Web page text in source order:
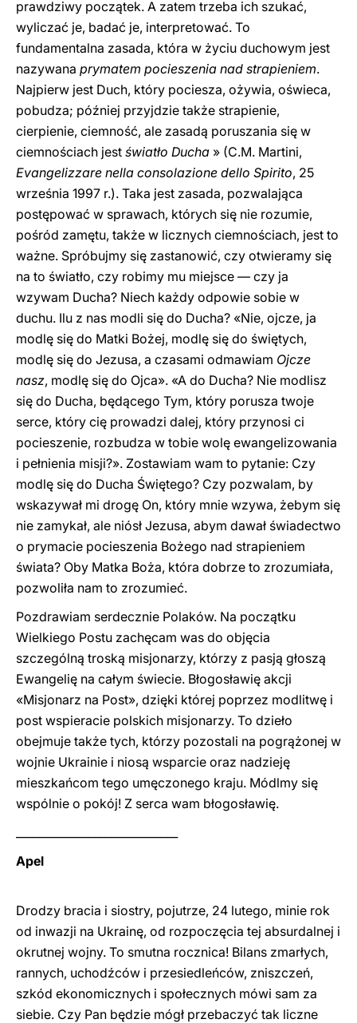
prawdziwy początek. A zatem trzeba ich szukać,
wyliczać je, badać je, interpretować. To
fundamentalna zasada, która w życiu duchowym jest
nazywana prymatem pocieszenia nad strapieniem.
Najpierw jest Duch, który pociesza, ożywia, oświeca,
pobudza; później przyjdzie także strapienie,
cierpienie, ciemność, ale zasadą poruszania się w
ciemnościach jest światło Ducha » (C.M. Martini,
Evangelizzare nella consolazione dello Spirito, 25
września 1997 r.). Taka jest zasada, pozwalająca
postępować w sprawach, których się nie rozumie,
pośród zamętu, także w licznych ciemnościach, jest to
ważne. Spróbujmy się zastanowić, czy otwieramy się
na to światło, czy robimy mu miejsce — czy ja
wzywam Ducha? Niech każdy odpowie sobie w
duchu. Ilu z nas modli się do Ducha? «Nie, ojcze, ja
modlę się do Matki Bożej, modlę się do świętych,
modlę się do Jezusa, a czasami odmawiam Ojcze
nasz, modlę się do Ojca». «A do Ducha? Nie modlisz
się do Ducha, będącego Tym, który porusza twoje
serce, który cię prowadzi dalej, który przynosi ci
pocieszenie, rozbudza w tobie wolę ewangelizowania
i pełnienia misji?». Zostawiam wam to pytanie: Czy
modlę się do Ducha Świętego? Czy pozwalam, by
wskazywał mi drogę On, który mnie wzywa, żebym się
nie zamykał, ale niósł Jezusa, abym dawał świadectwo
o prymacie pocieszenia Bożego nad strapieniem
świata? Oby Matka Boża, która dobrze to zrozumiała,
pozwoliła nam to zrozumieć.
Pozdrawiam serdecznie Polaków. Na początku
Wielkiego Postu zachęcam was do objęcia
szczególną troską misjonarzy, którzy z pasją głoszą
Ewangelię na całym świecie. Błogosławię akcji
«Misjonarz na Post», dzięki której poprzez modlitwę i
post wspieracie polskich misjonarzy. To dzieło
obejmuje także tych, którzy pozostali na pogrążonej w
wojnie Ukrainie i niosą wsparcie oraz nadzieję
mieszkańcom tego umęczonego kraju. Módlmy się
wspólnie o pokój! Z serca wam błogosławię.
Apel
Drodzy bracia i siostry, pojutrze, 24 lutego, minie rok
od inwazji na Ukrainę, od rozpoczęcia tej absurdalnej i
okrutnej wojny. To smutna rocznica! Bilans zmarłych,
rannych, uchodźców i przesiedleńców, zniszczeń,
szkód ekonomicznych i społecznych mówi sam za
siebie. Czy Pan będzie mógł przebaczyć tak liczne